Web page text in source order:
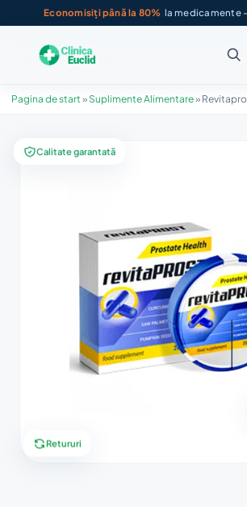
Economisiți până la 80% la medicamente
Pagina de start » Suplimente Alimentare»
Calitate garantată
Retururi